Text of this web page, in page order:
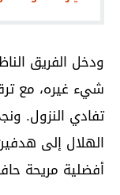
ودخل الفريق
شيء غيره، مع
تفادي النزول.
الهلال إلى
أفضلية مريحة